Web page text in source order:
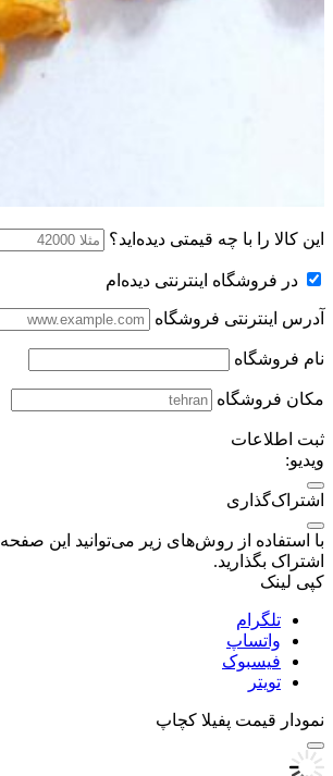
این کالا را با چه قیمتی دیده‌اید؟
در فروشگاه اینترنتی دیده‌ام
آدرس اینترنتی فروشگاه
نام فروشگاه
مکان فروشگاه
ثبت اطلاعات
ویدیو:
اشتراک‌گذاری
با استفاده از روش‌های زیر می‌توانید این
اشتراک بگذارید.
کپی لینک
تلگرام
واتساپ
فیسبوک
تویتر
نمودار قیمت پفیلا کچاپ